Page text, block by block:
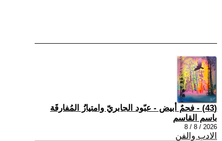
(43) - فحمٌ أبيض - عبّود الجابريّ وامتيازُ المُفارقَة
باسم القاسم
2026 / 8 / 8
الادب والفن